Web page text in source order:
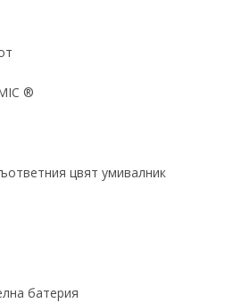
®
цвят умивалник
батерия